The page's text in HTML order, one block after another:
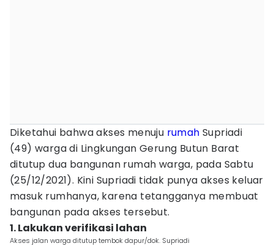
Diketahui bahwa akses menuju rumah Supriadi
(49) warga di Lingkungan Gerung Butun Barat
ditutup dua bangunan rumah warga, pada Sabtu
(25/12/2021). Kini Supriadi tidak punya akses keluar
masuk rumhanya, karena tetangganya membuat
bangunan pada akses tersebut.
1. Lakukan verifikasi lahan
Akses jalan warga ditutup tembok dapur/dok. Supriadi